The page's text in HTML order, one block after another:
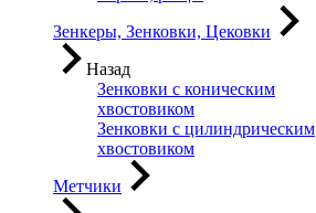
Зенкеры, Зенковки, Цековки
Назад
Зенковки с коническим
хвостовиком
Зенковки с цилиндрическим
хвостовиком
Метчики